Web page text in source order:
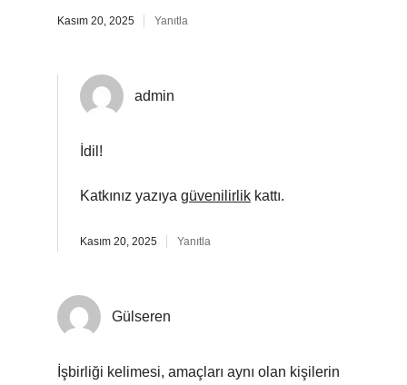
Kasım 20, 2025 Yanıtla
admin
İdil!
Katkınız yazıya güvenilirlik kattı.
Kasım 20, 2025 Yanıtla
Gülseren
İşbirliği kelimesi, amaçları aynı olan kişilerin